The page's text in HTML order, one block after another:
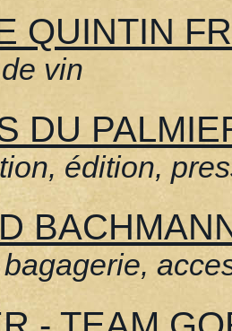
QUINTIN
vin
DU
édition,